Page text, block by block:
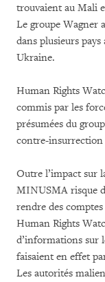
trouvaient au Mali
Le groupe Wagner
dans plusieurs
Ukraine.
Human Rights
commis par les
présumées du
contre-insurrection
Outre l’impact sur
MINUSMA risque
rendre des
Human Rights
d’informations sur
faisaient en effet
Les autorités